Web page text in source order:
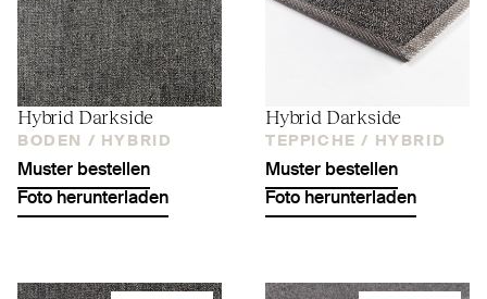
Hybrid Darkside
BODEN / HYBRID
Muster bestellen
Foto herunterladen
Hybrid Darkside
TEPPICHE / HYBRID
Muster bestellen
Foto herunterladen